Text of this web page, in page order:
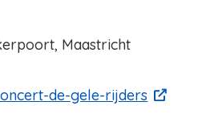
Maastricht
de-gele-rijders